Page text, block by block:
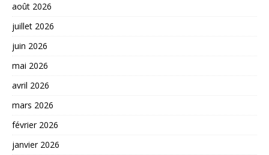
août 2026
juillet 2026
juin 2026
mai 2026
avril 2026
mars 2026
février 2026
janvier 2026